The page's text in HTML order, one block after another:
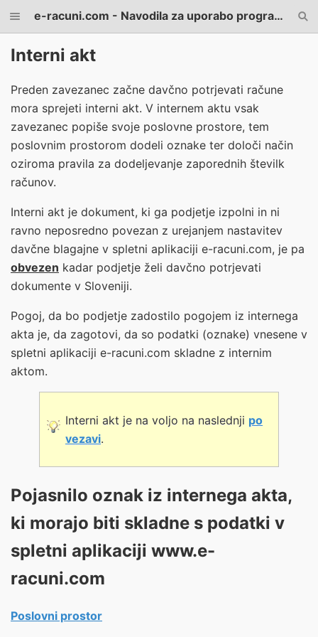
e-racuni.com - Navodila za uporabo programa
Interni akt
Preden zavezanec začne davčno potrjevati račune
mora sprejeti interni akt. V internem aktu vsak
zavezanec popiše svoje poslovne prostore, tem
poslovnim prostorom dodeli oznake ter določi način
oziroma pravila za dodeljevanje zaporednih številk
računov.
Interni akt je dokument, ki ga podjetje izpolni in ni
ravno neposredno povezan z urejanjem nastavitev
davčne blagajne v spletni aplikaciji e-racuni.com, je pa
obvezen kadar podjetje želi davčno potrjevati
dokumente v Sloveniji.
Pogoj, da bo podjetje zadostilo pogojem iz internega
akta je, da zagotovi, da so podatki (oznake) vnesene v
spletni aplikaciji e-racuni.com skladne z internim
aktom.
Interni akt je na voljo na naslednji po
vezavi.
Pojasnilo oznak iz internega akta,
ki morajo biti skladne s podatki v
spletni aplikaciji www.e-
racuni.com
Poslovni prostor